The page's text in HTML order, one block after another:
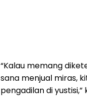
“Kalau memang
sana menjual miras,
pengadilan di